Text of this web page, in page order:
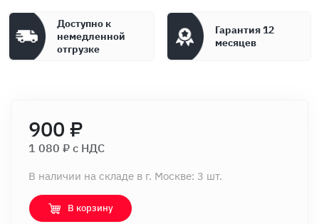
Доступно к
немедленной
отгрузке
Гарантия 12
месяцев
900 ₽
1 080 ₽ c НДС
В наличии на складе в г. Москве: 3 шт.
В корзину